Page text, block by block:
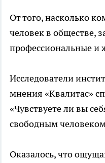
От того, насколько
человек в обществе,
профессиональные и
Исследователи
мнения «Квалитас»
«Чувствуете ли вы
свободным
Оказалось, что